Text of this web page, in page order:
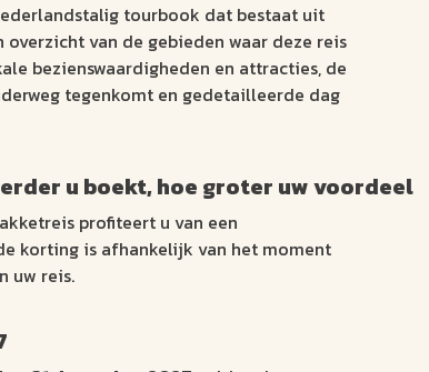
tourbook dat bestaat uit
van de gebieden waar deze reis
bezienswaardigheden en attracties, de
tegenkomt en gedetailleerde dag
u boekt, hoe groter uw voordeel
profiteert u van een
korting is afhankelijk van het moment
uw reis.